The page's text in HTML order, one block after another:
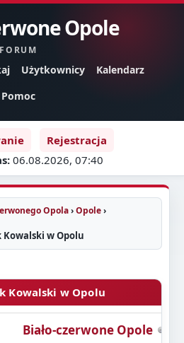
Opole
FORUM
Użytkownicy
Kalendarz
Pomoc
Rejestracja
06.08.2026, 07:40
Opola›Opole›
Kowalski w Opolu
Kowalski w Opolu
Biało-czerwone Opole